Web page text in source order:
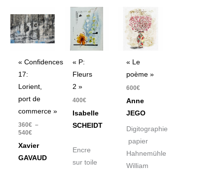
« Confidences
17:
Lorient,
port de
commerce »
360€ –
540€
de
prix :
360€
à
Xavier
GAVAUD
« P:
Fleurs
2 »
400€
Isabelle
SCHEIDT
Encre
sur toile
« Le
poème »
600€
Anne
JEGO
Digitographie
papier
Hahnemühle
William